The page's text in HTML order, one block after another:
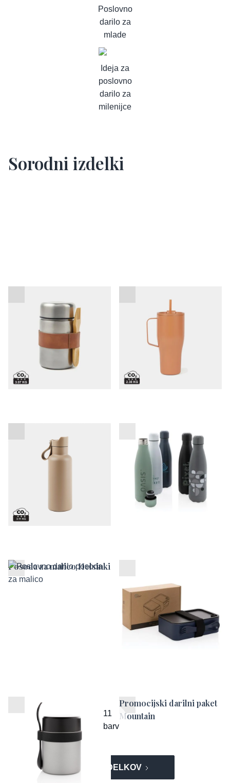
Poslovno
darilo za
mlade
Ideja za
poslovno
darilo za
milenijce
Sorodni izdelki
vodo Paris
Steklenička za vodo Berlin
Posoda za malico Helsinki
Posoda za malico Bogota
11
barv
Promocijski darilni paket
Mountain
VEČ IZDELKOV